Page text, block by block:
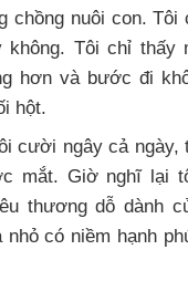
chồng nuôi con.
Tôi chỉ thấy
hơn và bước đi
hột.
cười ngây cả ngày,
mắt. Giờ nghĩ lại
thương dỗ dành
có niềm hạnh